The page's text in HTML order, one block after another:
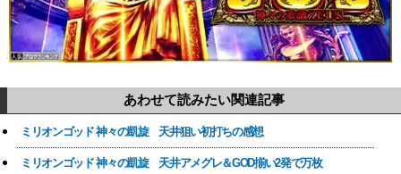
あわせて読みたい関連記事
ミリオンゴッド 神々の凱旋 天井狙い初打ちの感想
ミリオンゴッド 神々の凱旋 天井アメグレ＆GOD揃い2発で万枚